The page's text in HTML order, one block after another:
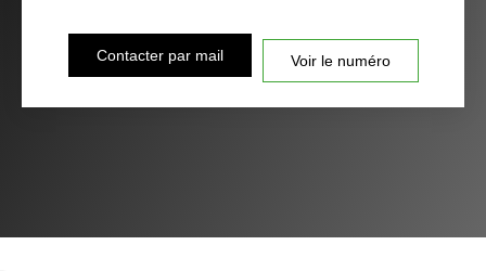
Contacter par mail Voir le numéro